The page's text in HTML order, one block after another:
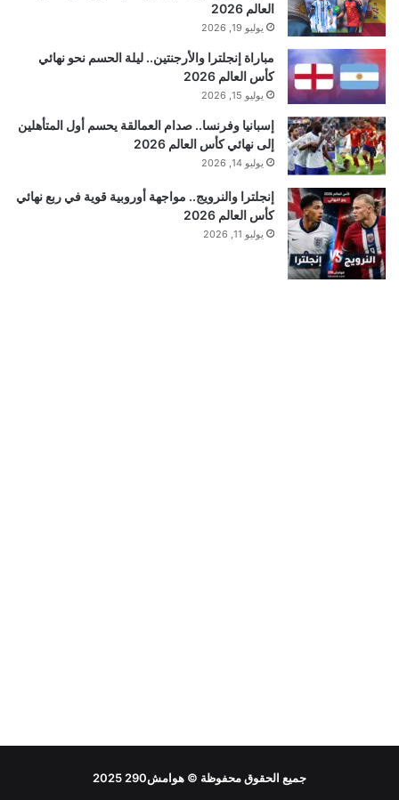
العالم 2026
يوليو 19, 2026
مباراة إنجلترا والأرجنتين.. ليلة الحسم نحو نهائي
كأس العالم 2026
يوليو 15, 2026
إسبانيا وفرنسا.. صدام العمالقة يحسم أول المتأهلين
إلى نهائي كأس العالم 2026
يوليو 14, 2026
إنجلترا والنرويج.. مواجهة أوروبية قوية في ربع نهائي
كأس العالم 2026
يوليو 11, 2026
جميع الحقوق محفوظة © هوامش290